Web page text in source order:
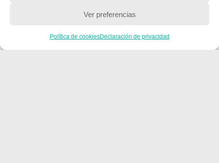
Ver preferencias
Política de cookiesDeclaración de privacidad